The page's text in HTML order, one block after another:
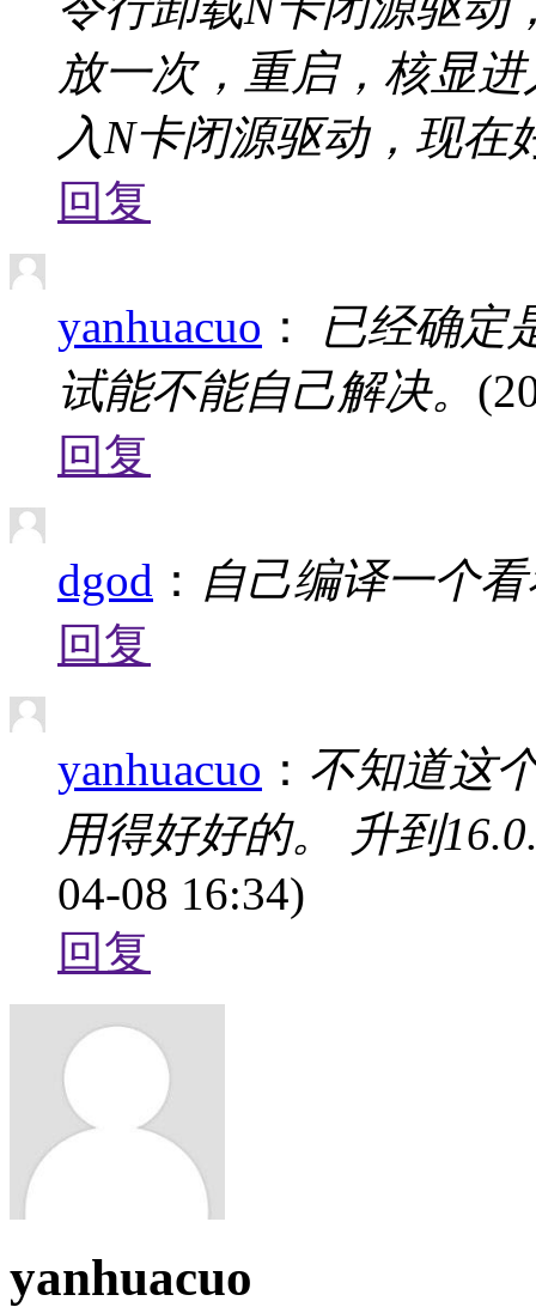
放一次，重启，核显
入N卡闭源驱动，现在
回复
yanhuacuo ：
已经确定
试能不能自己解决。
回复
dgod ： 自己编译一个
回复
yanhuacuo ： 不知道这
用得好好的。 升到
04-08 16:34)
回复
yanhuacuo